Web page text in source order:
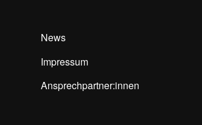
News
Impressum
Ansprechpartner:innen